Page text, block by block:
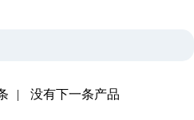
| 没有下一条产品